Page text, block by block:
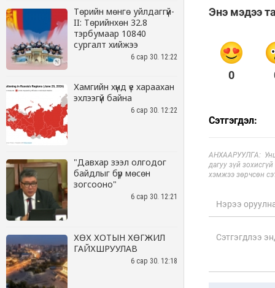
Төрийн мөнгө уйлдаггүй-
II: Төрийнхөн 32.8
тэрбумаар 10840
сургалт хийжээ
6 сар 30. 12:22
Хамгийн хүнд үе хараахан
эхлээгүй байна
6 сар 30. 12:22
"Давхар зээл олгодог
байдлыг бүр мөсөн
зогсооно"
6 сар 30. 12:21
ХӨХ ХОТЫН ХӨГЖИЛ
ГАЙХШРУУЛАВ
6 сар 30. 12:18